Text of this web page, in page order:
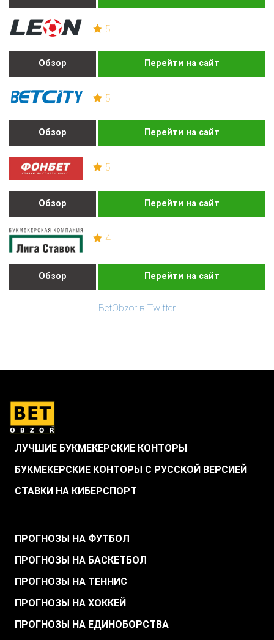
5
Обзор Перейти на сайт
5
Обзор Перейти на сайт
5
Обзор Перейти на сайт
4
Обзор Перейти на сайт
BetObzor в Twitter
ЛУЧШИЕ БУКМЕКЕРСКИЕ КОНТОРЫ
БУКМЕКЕРСКИЕ КОНТОРЫ С РУССКОЙ ВЕРСИЕЙ
СТАВКИ НА КИБЕРСПОРТ
ПРОГНОЗЫ НА ФУТБОЛ
ПРОГНОЗЫ НА БАСКЕТБОЛ
ПРОГНОЗЫ НА ТЕННИС
ПРОГНОЗЫ НА ХОККЕЙ
ПРОГНОЗЫ НА ЕДИНОБОРСТВА